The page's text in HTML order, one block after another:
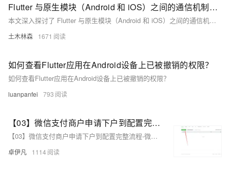
Flutter 与原生模块（Android 和 iOS）之间的通信机制，包括方法调用、事件传递等，分析了通信的必要性、主要方式、数据传递、性能优化及错误处理，并通过实际案例展示了其应用效果，展望了未来的发展趋势
本文深入探讨了 Flutter 与原生模块（Android 和 iOS）之间的通信机制，包括方法调用、事件传递等，分析了通信的必要性、主要方式、数据传递、性能优化及错误处理，并通过实际案例展示了其应用效果，展望了未来的发展趋势。这对于实现高效的跨平台移动应用开发具有重要指导意义。
土木林森 1671
如何查看Flutter应用在Android设备上已被撤销的权限？
如何查看Flutter应用在Android设备上已被撤销的权限？
luanpanfei 793
【03】微信支付商户申请下户到配置完整流程-微信开放平台创建APP应用-填写上传基础资料-生成安卓证书-获取Apk签名-申请+配置完整流程-优雅草卓伊凡
【03】微信支付商户申请下户到配置完整流程-微信开放平台创建APP应用-填写上传基础资料-生成安卓证书-获取Apk签名-申请+配置完整流程-优雅草卓伊凡
卓伊凡 1114